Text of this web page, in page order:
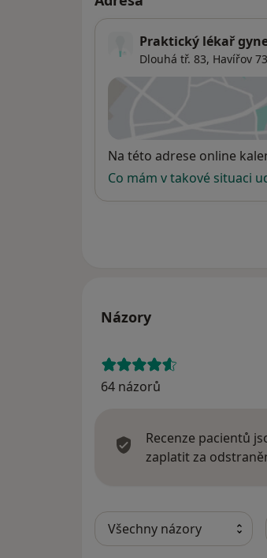
Praktický lékař
Dlouhá tř. 83, Havířov
Dostupnost
Na této adrese online
Co mám v takové situaci
Názory
64 názorů
Recenze pacientů
zaplatit za